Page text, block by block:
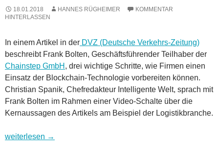
18.01.2018 HANNES RÜGHEIMER
KOMMENTAR
HINTERLASSEN
In einem Artikel in der DVZ (Deutsche Verkehrs-Zeitung)
beschreibt Frank Bolten, Geschäftsführender Teilhaber der
Chainstep GmbH , drei wichtige Schritte, wie Firmen einen
Einsatz der Blockchain-Technologie vorbereiten können.
Christian Spanik, Chefredakteur Intelligente Welt, sprach mit
Frank Bolten im Rahmen einer Video-Schalte über die
Kernaussagen des Artikels am Beispiel der Logistikbranche.
So bereiten sich Unternehmen in drei Schritten auf die
weiterlesen →